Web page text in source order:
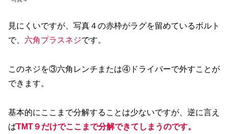
見にくいですが、写真４の赤枠がラグを留めているボルト
で、 六角プラスネジです。
このネジを③六角レンチまたは④ドライバーで外すことが
できます。
基本的にここまで分解することは少ないですが、逆に言え
ばTMT９だけでここまで分解できてしまうのです。